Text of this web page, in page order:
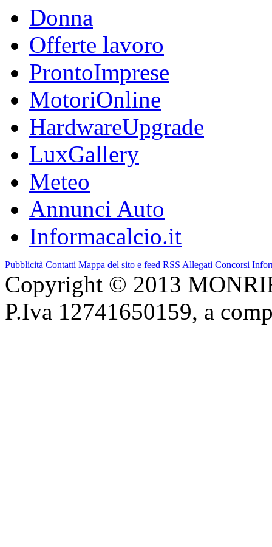
Donna
Offerte lavoro
ProntoImprese
MotoriOnline
HardwareUpgrade
LuxGallery
Meteo
Annunci Auto
Informacalcio.it
Pubblicità Contatti Mappa del sito e feed RSS Allegati Concorsi
Copyright © 2013
P.Iva 12741650159, a